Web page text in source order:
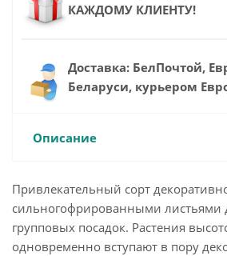
КАЖДОМУ КЛИЕНТУ!
Доставка: БелПочтой,
Беларуси, курьером
Описание
Привлекательный сорт
сильногофрированными листьями
групповых посадок. Растения
одновременно вступают в пору